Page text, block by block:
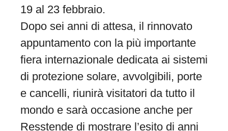
19 al 23 febbraio.
Dopo sei anni di attesa, il rinnovato
appuntamento con la più importante
fiera internazionale dedicata ai sistemi
di protezione solare, avvolgibili, porte
e cancelli, riunirà visitatori da tutto il
mondo e sarà occasione anche per
Resstende di mostrare l’esito di anni